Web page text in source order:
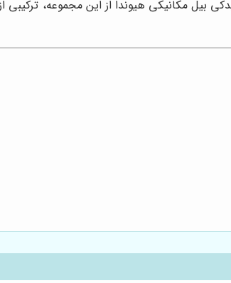
بیل مکانیکی هیوندا از این مجموعه،